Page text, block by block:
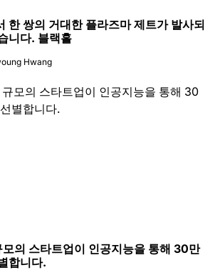
한 쌍의 거대한 플라즈마 제트가 발사되
니다. 블랙홀
Hwang
의 스타트업이 인공지능을 통해 30만
합니다.